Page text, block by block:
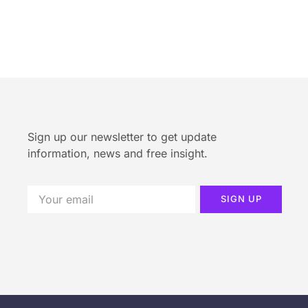
Sign up our newsletter to get update
information, news and free insight.
SIGN UP